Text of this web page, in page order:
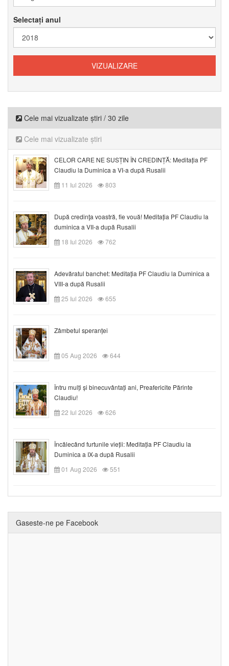
Selectați anul
Cele mai vizualizate știri / 30 zile
Cele mai vizualizate știri
CELOR CARE NE SUSȚIN ÎN CREDINȚĂ: Meditația PF
Claudiu la Duminica a VI-a după Rusalii
11 Iul 2026
803
După credinţa voastră, fie vouă! Meditația PF Claudiu la
duminica a VII-a după Rusalii
18 Iul 2026
762
Adevăratul banchet: Meditația PF Claudiu la Duminica a
VIII-a după Rusalii
25 Iul 2026
655
Zâmbetul speranței
05 Aug 2026 644
Întru mulți și binecuvântați ani, Preafericite Părinte
Claudiu!
22 Iul 2026
626
Încălecând furtunile vieții: Meditația PF Claudiu la
Duminica a IX-a după Rusalii
01 Aug 2026
551
Gaseste-ne pe Facebook